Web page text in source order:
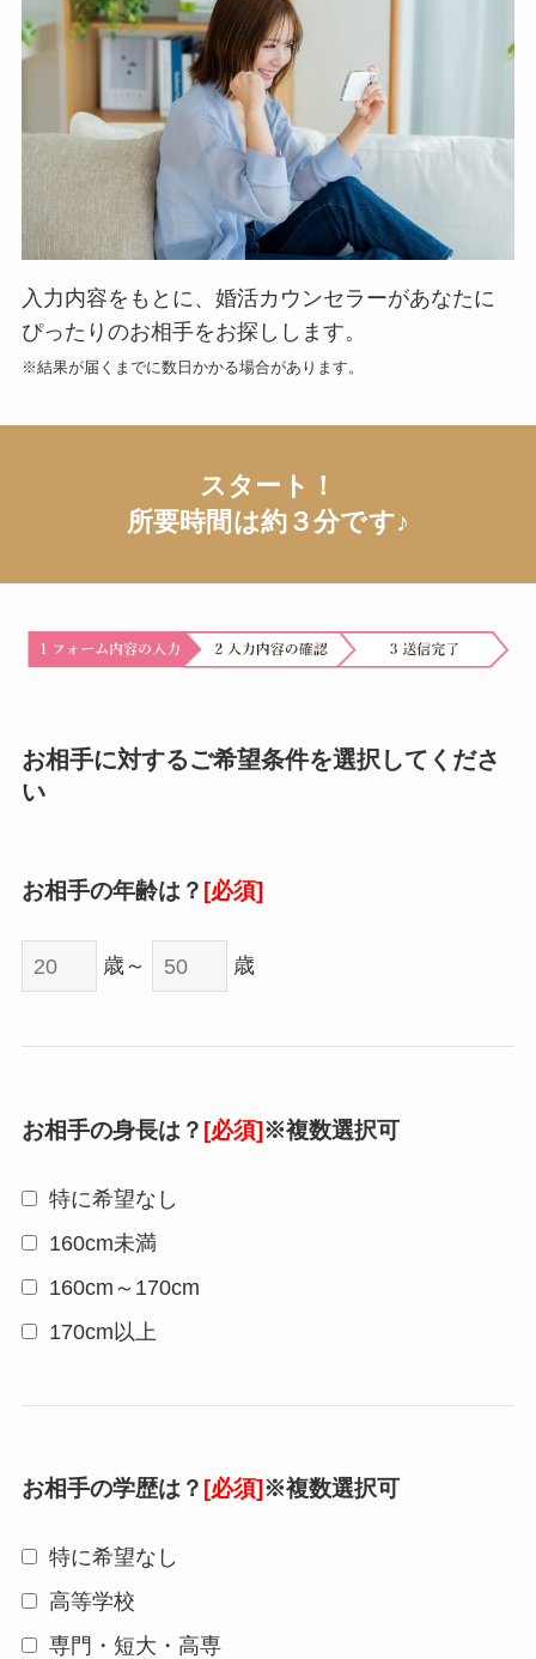
入力内容をもとに、婚活カウンセラーがあなたに
ぴったりのお相手をお探しします。
※結果が届くまでに数日かかる場合があります。
スタート！
所要時間は約３分です♪
お相手に対するご希望条件を選択してくださ
い
お相手の年齢は？ [必須]
歳～ 歳
お相手の身長は？ [必須]※複数選択可
特に希望なし
160cm未満
160cm～170cm
170cm以上
お相手の学歴は？ [必須] ※複数選択可
特に希望なし
高等学校
専門・短大・高専